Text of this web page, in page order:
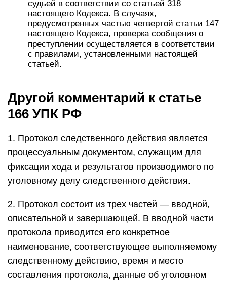
судьей в соответствии со статьей 318
настоящего Кодекса. В случаях,
предусмотренных частью четвертой статьи 147
настоящего Кодекса, проверка сообщения о
преступлении осуществляется в соответствии
с правилами, установленными настоящей
статьей.
Другой комментарий к статье
166 УПК РФ
1. Протокол следственного действия является
процессуальным документом, служащим для
фиксации хода и результатов производимого по
уголовному делу следственного действия.
2. Протокол состоит из трех частей — вводной,
описательной и завершающей. В вводной части
протокола приводится его конкретное
наименование, соответствующее выполняемому
следственному действию, время и место
составления протокола, данные об уголовном